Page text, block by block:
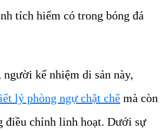
tích hiếm có trong bóng đá
kế nhiệm di sản này,
lý phòng ngự chặt chẽ mà còn
điều chỉnh linh hoạt. Dưới sự